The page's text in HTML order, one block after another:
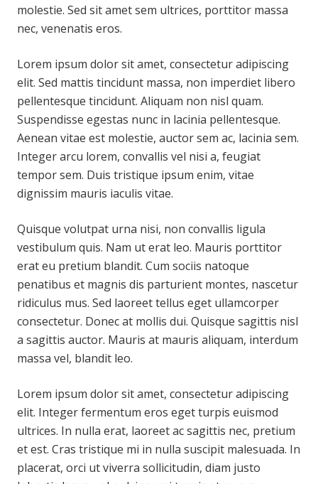
molestie. Sed sit amet sem ultrices, porttitor massa
nec, venenatis eros.
Lorem ipsum dolor sit amet, consectetur adipiscing
elit. Sed mattis tincidunt massa, non imperdiet libero
pellentesque tincidunt. Aliquam non nisl quam.
Suspendisse egestas nunc in lacinia pellentesque.
Aenean vitae est molestie, auctor sem ac, lacinia sem.
Integer arcu lorem, convallis vel nisi a, feugiat
tempor sem. Duis tristique ipsum enim, vitae
dignissim mauris iaculis vitae.
Quisque volutpat urna nisi, non convallis ligula
vestibulum quis. Nam ut erat leo. Mauris porttitor
erat eu pretium blandit. Cum sociis natoque
penatibus et magnis dis parturient montes, nascetur
ridiculus mus. Sed laoreet tellus eget ullamcorper
consectetur. Donec at mollis dui. Quisque sagittis nisl
a sagittis auctor. Mauris at mauris aliquam, interdum
massa vel, blandit leo.
Lorem ipsum dolor sit amet, consectetur adipiscing
elit. Integer fermentum eros eget turpis euismod
ultrices. In nulla erat, laoreet ac sagittis nec, pretium
et est. Cras tristique mi in nulla suscipit malesuada. In
placerat, orci ut viverra sollicitudin, diam justo